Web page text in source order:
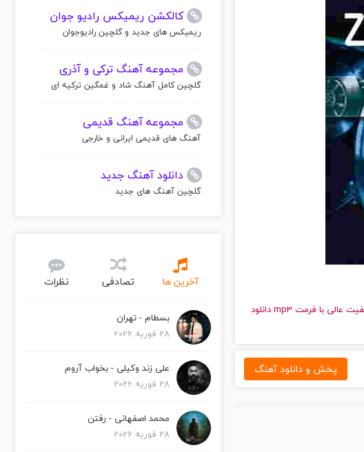
و قدیمی زودیاک | Zodiac را به راحتی و با سرعت بالا گوش دهید و با کیفیت عالی با فرمت mp3 دانلود
پخش و دانلود آهنگ
کالکشن ریمیکس رادیو جوان
ریمیکس های جدید و گلچین رادیوجوان
مجموعه آهنگ ترکی و آذری
گلچین کامل آهنگ شاد و غمگین ترکیه ای
مجموعه آهنگ قدیمی
آهنگ های قدیمی ایرانی و خارجی
دانلود آهنگ جدید
گلچین آهنگ های جدید
آخرین ها تصادفی نظرات
بسطام - تهران
28 فوریه 2026
علی زند وکیلی - بخواب آروم
28 فوریه 2026
محمد اصفهانی - رفتن
28 فوریه 2026